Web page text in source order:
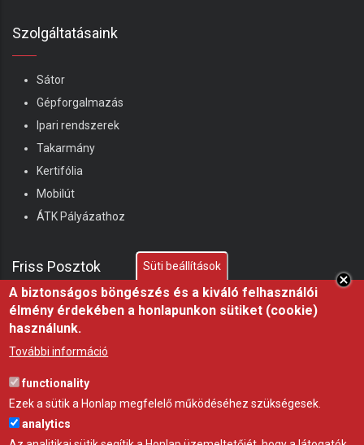
Szolgáltatásaink
Sátor
Gépforgalmazás
Ipari rendszerek
Takarmány
Kertifólia
Mobilút
ÁTK Pályázathoz
Friss Posztok
Miért fontos a fóliasátor árnyékolása nyáron?
alapfeltétele, professzionális árnyékoló háló a
Gravettitől
Süti beállítások
A biztonságos böngészés és a kiváló felhasználói
élmény érdekében a honlapunkon sütiket (cookie)
használunk.
További információ
functionality
Ezek a sütik a Honlap megfelelő működéséhez szükségesek.
analytics